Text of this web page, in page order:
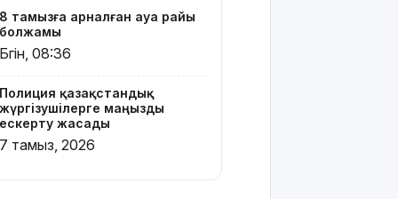
Қайрат
Сатыбалдының
ұлына
болған
«Байсат»
базары
жаңа иесін
8 тамызға арналған ауа райы
болжамы
Бүгін, 08:36
Полиция қазақстандық
жүргізушілерге маңызды
ескерту жасады
7 тамыз, 2026